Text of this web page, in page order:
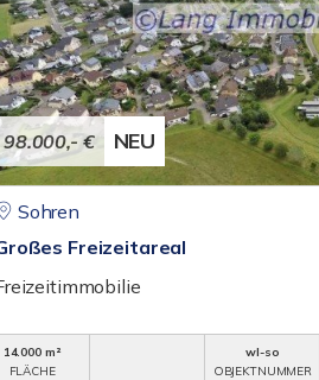
98.000,- € NEU
Sohren
Freizeitareal
14.000 m²
FLÄCHE
wl-so
OBJEKTNUMMER